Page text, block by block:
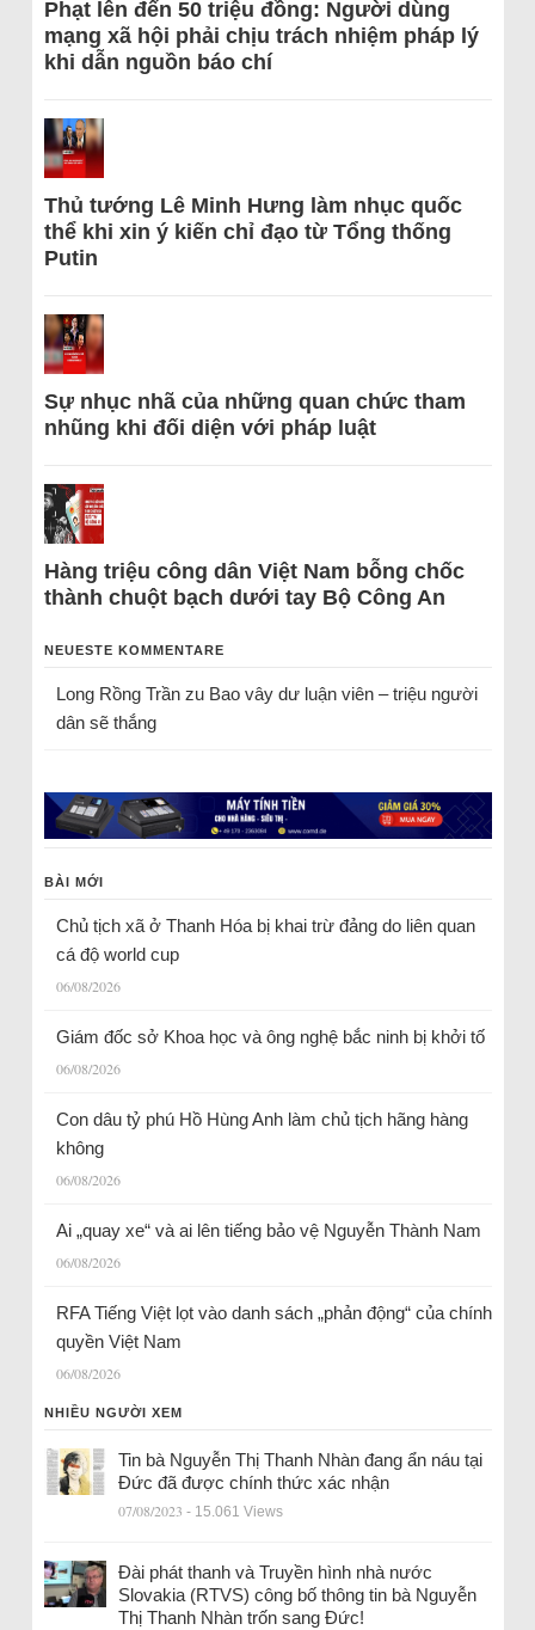
Phạt lên đến 50 triệu đồng: Người dùng
mạng xã hội phải chịu trách nhiệm pháp lý
khi dẫn nguồn báo chí
Thủ tướng Lê Minh Hưng làm nhục quốc
thể khi xin ý kiến chỉ đạo từ Tổng thống
Putin
Sự nhục nhã của những quan chức tham
nhũng khi đối diện với pháp luật
Hàng triệu công dân Việt Nam bỗng chốc
thành chuột bạch dưới tay Bộ Công An
NEUESTE KOMMENTARE
Long Rồng Trầnzu Bao vây dư luận viên – triệu người
dân sẽ thắng
BÀI MỚI
Chủ tịch xã ở Thanh Hóa bị khai trừ đảng do liên quan
cá độ world cup
06/08/2026
Giám đốc sở Khoa học và ông nghệ bắc ninh bị khởi tố
06/08/2026
Con dâu tỷ phú Hồ Hùng Anh làm chủ tịch hãng hàng
không
06/08/2026
Ai „quay xe“ và ai lên tiếng bảo vệ Nguyễn Thành Nam
06/08/2026
RFA Tiếng Việt lọt vào danh sách „phản động“ của chính
quyền Việt Nam
06/08/2026
NHIỀU NGƯỜI XEM
Tin bà Nguyễn Thị Thanh Nhàn đang ẩn náu tại
Đức đã được chính thức xác nhận
07/08/2023 - 15.061 Views
Đài phát thanh và Truyền hình nhà nước
Slovakia (RTVS) công bố thông tin bà Nguyễn
Thị Thanh Nhàn trốn sang Đức!